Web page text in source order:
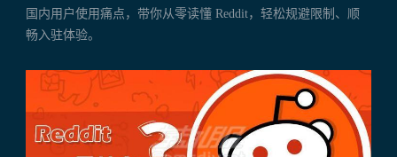
国内用户使用痛点，带你从零读懂 Reddit，轻松规避限制、顺
畅入驻体验。